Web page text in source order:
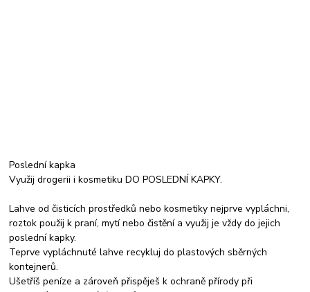
Poslední kapka
Využij drogerii i kosmetiku DO POSLEDNÍ KAPKY.
Lahve od čisticích prostředků nebo kosmetiky nejprve vypláchni,
roztok použij k praní, mytí nebo čistění a využij je vždy do jejich
poslední kapky.
Teprve vypláchnuté lahve recykluj do plastových sběrných
kontejnerů.
Ušetříš peníze a zároveň přispěješ k ochraně přírody při